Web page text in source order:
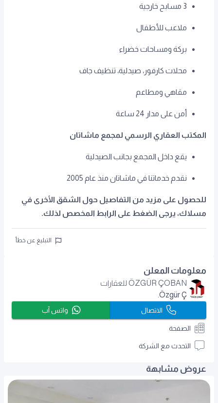
3 مسابح خارجية
ملاعب للأطفال
بركة ومساحات خضراء
محلات كارفور، صيدلية، تنظيف جاف
مقاهي ومطاعم
أمن على مدار 24 ساعة
المكتب العقاري الرسمي لمجمع ماشاتان
يقع داخل المجمع بجانب الصيدلية
نقدم خدماتنا في ماشاتان منذ عام 2005
للحصول على مزيد من التفاصيل حول الشقق الأخرى في
مسلاك، يرجى الضغط على الرابط المخصص لذلك.
التبليغ عن خطأ
معلومات المعلن
ÖZGÜR ÇOBAN للعقارات
Özgür Ç.
الاتصال واتس آب
الصفحة
التحدث مع الشركة
عروض مشابهة